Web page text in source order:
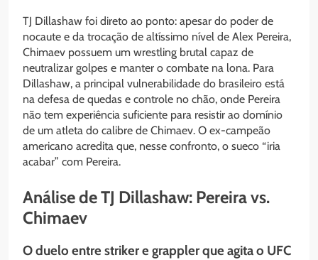
TJ Dillashaw foi direto ao ponto: apesar do poder de
nocaute e da trocação de altíssimo nível de Alex Pereira,
Chimaev possuem um wrestling brutal capaz de
neutralizar golpes e manter o combate na lona. Para
Dillashaw, a principal vulnerabilidade do brasileiro está
na defesa de quedas e controle no chão, onde Pereira
não tem experiência suficiente para resistir ao domínio
de um atleta do calibre de Chimaev. O ex-campeão
americano acredita que, nesse confronto, o sueco “iria
acabar” com Pereira.
Análise de TJ Dillashaw: Pereira vs.
Chimaev
O duelo entre striker e grappler que agita o UFC